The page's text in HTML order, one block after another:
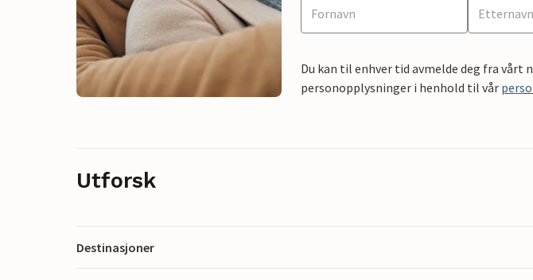
Du kan til enhver tid avmelde deg fra vårt
personopplysninger i henhold til vår
Utforsk
Destinasjoner